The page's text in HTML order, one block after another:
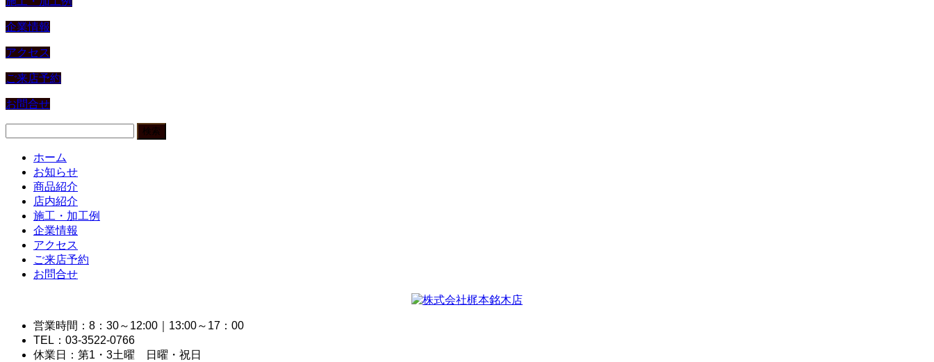
企業情報
アクセス
ご来店予約
お問合せ
ホーム
お知らせ
商品紹介
店内紹介
施工・加工例
企業情報
アクセス
ご来店予約
お問合せ
営業時間：8：30～12:00｜13:00～17：00
TEL：03-3522-0766
休業日：第1・3土曜 日曜・祝日